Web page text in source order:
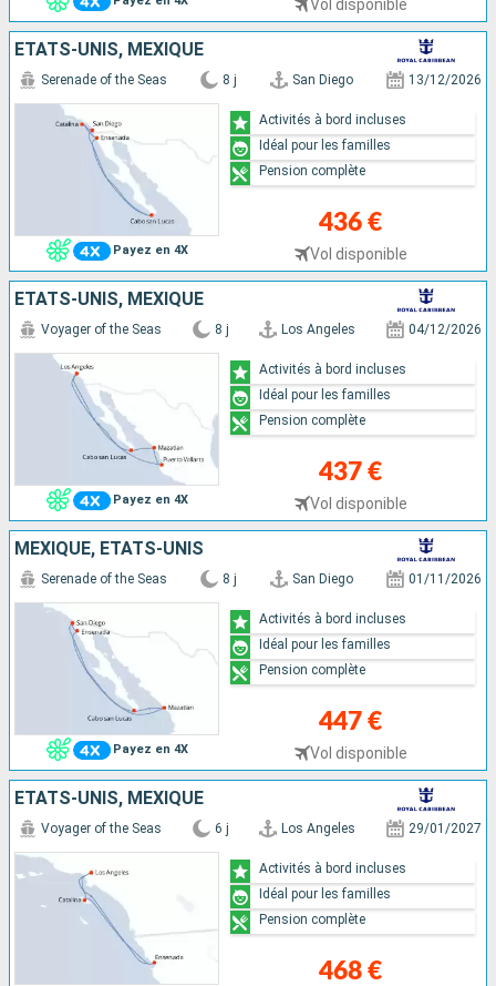
Vol disponible
ÉTATS-UNIS, MEXIQUE
Payez en 4X
Serenade of the Seas 8 j San Diego 13/12/2026
436 €
Vol disponible
Activités à bord incluses
Idéal pour les familles
Pension complète
ÉTATS-UNIS, MEXIQUE
Payez en 4X
Voyager of the Seas 8 j Los Angeles 04/12/2026
437 €
Vol disponible
Activités à bord incluses
Idéal pour les familles
Pension complète
MEXIQUE, ÉTATS-UNIS
Payez en 4X
Serenade of the Seas 8 j San Diego 01/11/2026
447 €
Vol disponible
Activités à bord incluses
Idéal pour les familles
Pension complète
ÉTATS-UNIS, MEXIQUE
Voyager of the Seas 6 j Los Angeles 29/01/2027
468 €
Activités à bord incluses
Idéal pour les familles
Pension complète